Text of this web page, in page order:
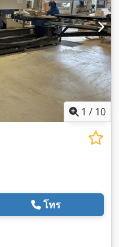
1 / 10
โทร